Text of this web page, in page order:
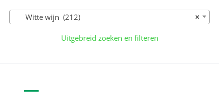
×
Witte wijn (212)
Uitgebreid zoeken en filteren